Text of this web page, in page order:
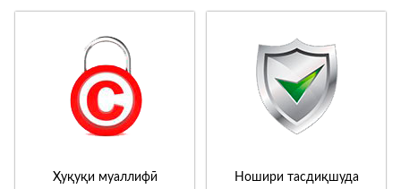
Ҳуқуқи муаллифӣ Ношири тасдиқшуда